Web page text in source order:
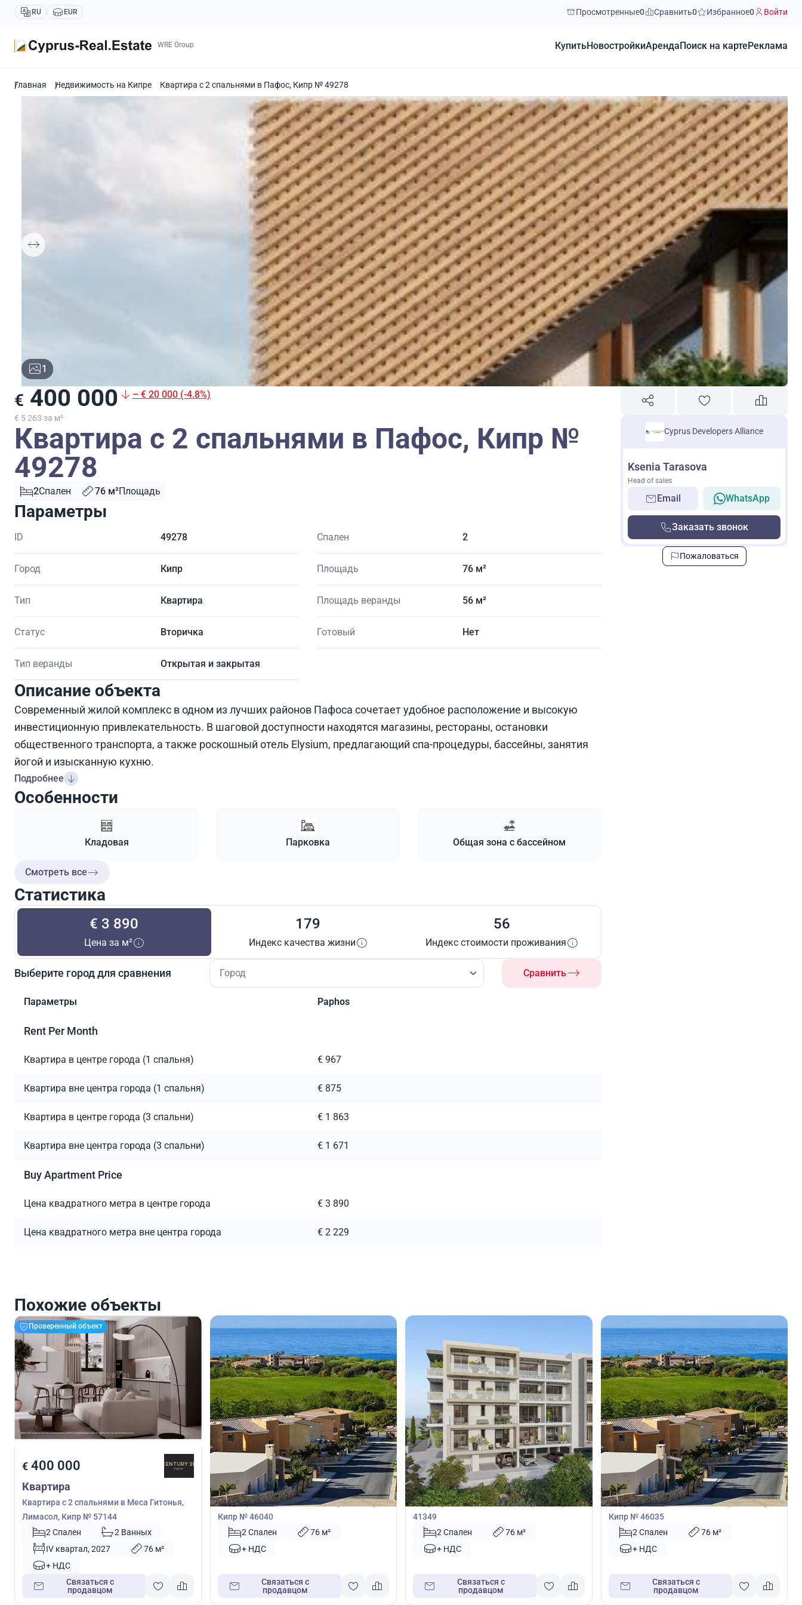
RU EUR Просмотренные0 Сравнить0 Избранное0 Войти
WRE Group КупитьНовостройкиАренда Поиск на карте Реклама
Главная Недвижимость на Кипре Квартира с 2 спальнями в Пафос, Кипр № 49278
1
€ 400 000 – € 20 000 (-4.8%)
€ 5 263 за м²
Квартира с 2 спальнями в Пафос, Кипр №
49278
2Спален 76 м²Площадь
Параметры
ID 49278
Город Кипр
Тип Квартира
Статус Вторичка
Тип веранды Открытая и закрытая
Спален 2
Площадь 76 м²
Площадь веранды 56 м²
Готовый Нет
Описание объекта
Современный жилой комплекс в одном из лучших районов Пафоса сочетает удобное расположение и высокую
инвестиционную привлекательность. В шаговой доступности находятся магазины, рестораны, остановки
общественного транспорта, а также роскошный отель Elysium, предлагающий спа-процедуры, бассейны, занятия
йогой и изысканную кухню.
Подробнее
Особенности
Кладовая Парковка Общая зона с бассейном
Смотреть все
Статистика
€ 3 890
Цена за м²
179
Индекс качества жизни
56
Индекс стоимости проживания
Выберите город для сравнения Сравнить
Параметры Paphos
Rent Per Month
Квартира в центре города (1 спальня) € 967
Квартира вне центра города (1 спальня) € 875
Квартира в центре города (3 спальни) € 1 863
Квартира вне центра города (3 спальни) € 1 671
Buy Apartment Price
Цена квадратного метра в центре города € 3 890
Цена квадратного метра вне центра города € 2 229
Cyprus Developers Alliance
Ksenia Tarasova
Head of sales
Email WhatsApp
Заказать звонок
Пожаловаться
Похожие объекты
Проверенный объект
€ 400 000
Квартира
Квартира с 2 спальнями в Меса Гитонья,
Лимасол, Кипр № 57144
2 Спален
2 Ванных
IV квартал, 2027
76 м²
+ НДС
Связаться с
продавцом
403 000
Квартира
Квартира с 2 спальнями в Хлорака, Пафос,
Кипр № 46040
2 Спален
76 м²
+ НДС
Связаться с
продавцом
€395 000
Квартира
Квартира с 2 спальнями в Пафос, Кипр №
41349
2 Спален
76 м²
+ НДС
Связаться с
продавцом
395 000
Квартира
Квартира с 2 спальнями в Хлорака, Пафос,
Кипр № 46035
2 Спален
76 м²
+ НДС
Связаться с
продавцом